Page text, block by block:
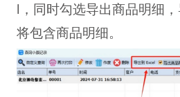
l，同时勾选导出商品明细
将包含商品明细。